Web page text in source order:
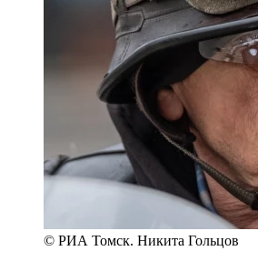
© РИА Томск. Никита Гольцов